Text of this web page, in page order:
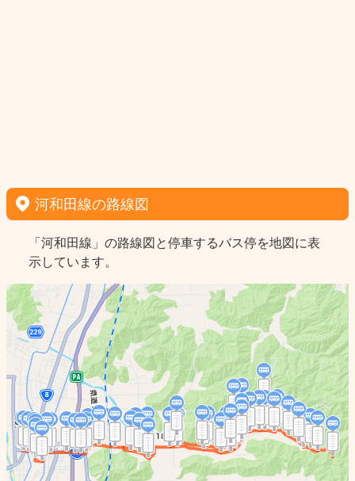
河和田線の路線図
「河和田線」の路線図と停車するバス停を地図に表
示しています。